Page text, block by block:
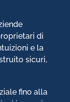
di
e la
sicuri,
fino alla